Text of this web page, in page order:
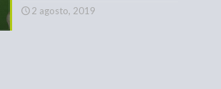
2 agosto, 2019